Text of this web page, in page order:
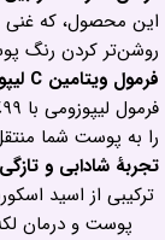
روشن‌تر کردن رنگ
فرمول ویتامین C لیپوزومی ویژه
را به پوست شما
تجربۀ شادابی و
پوست و درمان